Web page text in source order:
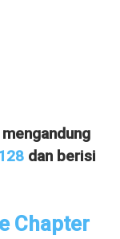
dan berisi
Chapter